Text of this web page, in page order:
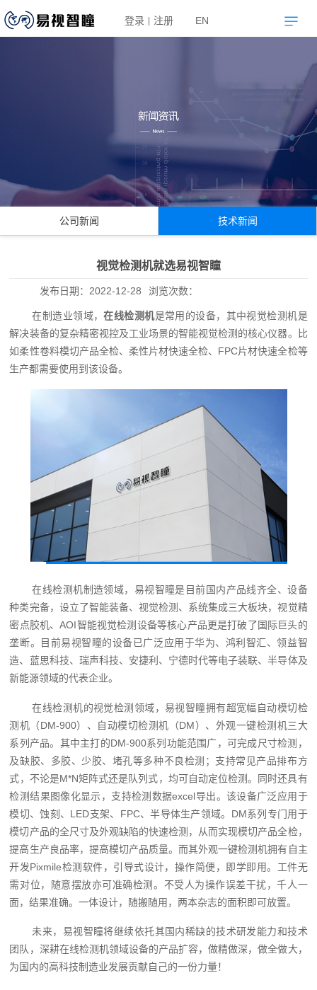
登录 注册 EN
公司新闻 技术新闻
视觉检测机就选易视智瞳
发布日期： 2022-12-28 浏览次数：
在制造业领域，在线检测机是常用的设备，其中视觉检测机是
解决装备的复杂精密视控及工业场景的智能视觉检测的核心仪器。比
如柔性卷料模切产品全检、柔性片材快速全检、FPC片材快速全检等
生产都需要使用到该设备。
在线检测机制造领域，易视智瞳是目前国内产品线齐全、设备
种类完备，设立了智能装备、视觉检测、系统集成三大板块，视觉精
密点胶机、AOI智能视觉检测设备等核心产品更是打破了国际巨头的
垄断。目前易视智瞳的设备已广泛应用于华为、鸿利智汇、领益智
造、蓝思科技、瑞声科技、安捷利、宁德时代等电子装联、半导体及
新能源领域的代表企业。
在线检测机的视觉检测领域，易视智瞳拥有超宽幅自动模切检
测机（DM-900）、自动模切检测机（DM）、外观一键检测机三大
系列产品。其中主打的DM-900系列功能范围广，可完成尺寸检测，
及缺胶、多胶、少胶、堵孔等多种不良检测；支持常见产品排布方
式，不论是M*N矩阵式还是队列式，均可自动定位检测。同时还具有
检测结果图像化显示，支持检测数据excel导出。该设备广泛应用于
模切、蚀刻、LED支架、FPC、半导体生产领域。DM系列专门用于
模切产品的全尺寸及外观缺陷的快速检测，从而实现模切产品全检，
提高生产良品率，提高模切产品质量。而其外观一键检测机拥有自主
开发Pixmile检测软件，引导式设计，操作简便，即学即用。工件无
需对位，随意摆放亦可准确检测。不受人为操作误差干扰，千人一
面，结果准确。一体设计，随搬随用，两本杂志的面积即可放置。
未来，易视智瞳将继续依托其国内稀缺的技术研发能力和技术
团队，深耕在线检测机领域设备的产品扩容，做精做深，做全做大，
为国内的高科技制造业发展贡献自己的一份力量！